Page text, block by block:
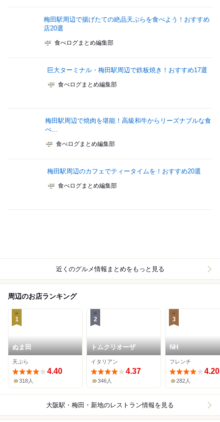
梅田駅周辺で揚げたての絶品天ぷらを食べよう！おすすめ
店20選
食べログまとめ編集部
巨大ターミナル・梅田駅周辺で鉄板焼き！おすすめ17選
食べログまとめ編集部
梅田駅周辺で焼肉を堪能！高級和牛からリーズナブルな食
べ...
食べログまとめ編集部
梅田駅周辺のカフェでティータイムを！おすすめ20選
食べログまとめ編集部
近くのグルメ情報まとめをもっと見る
周辺のお店ランキング
1
ぬま田
天ぷら
4.40
318人
2
トムクリオーザ
イタリアン
4.37
346人
3
NH
フレンチ
4.20
282人
大阪駅・梅田・新地のレストラン情報を見る